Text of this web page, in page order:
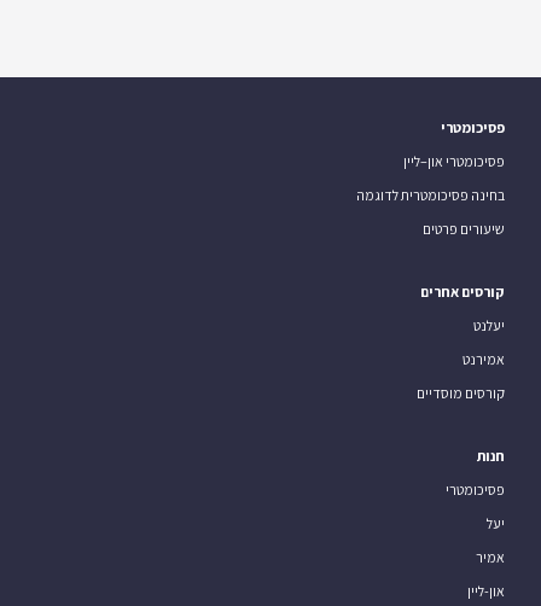
פסיכומטרי
פסיכומטרי און–ליין
בחינה פסיכומטרית לדוגמה
שיעורים פרטים
קורסים אחרים
יעלנט
אמירנט
קורסים מוסדיים
חנות
פסיכומטרי
יעל
אמיר
און-ליין